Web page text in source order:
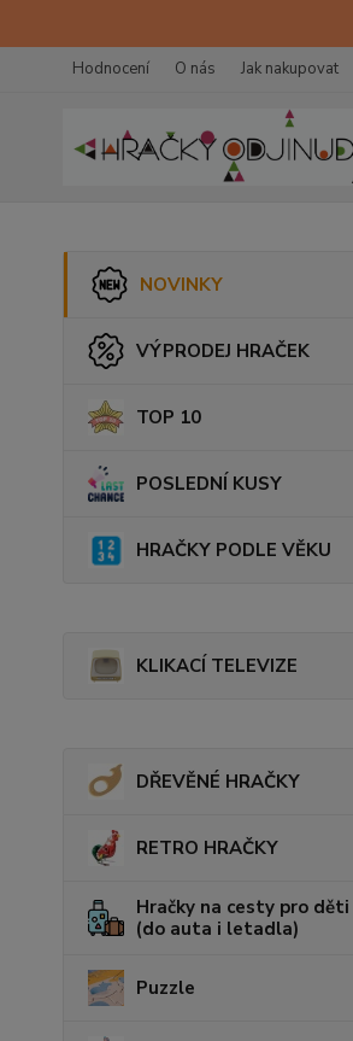
Hodnocení O nás Jak nakupovat
NOVINKY
VÝPRODEJ HRAČEK
TOP 10
POSLEDNÍ KUSY
HRAČKY PODLE VĚKU
KLIKACÍ TELEVIZE
DŘEVĚNÉ HRAČKY
RETRO HRAČKY
Hračky na cesty pro děti
(do auta i letadla)
Puzzle